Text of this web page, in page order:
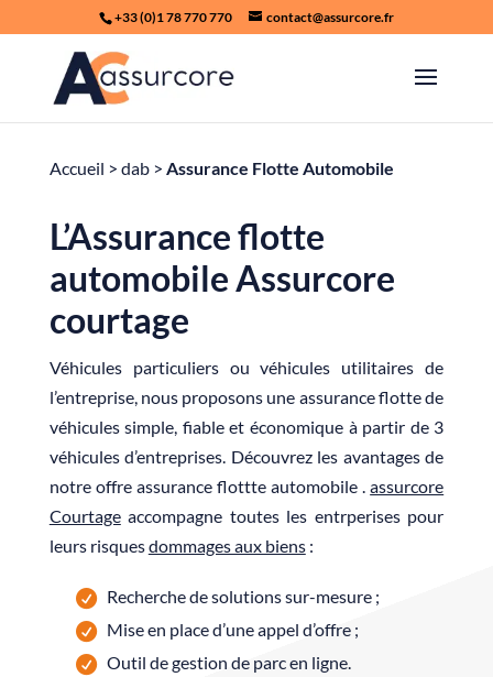
+33 (0)1 78 770 770 contact@assurcore.fr
Accueil > dab> Assurance Flotte Automobile
L’Assurance flotte
automobile Assurcore
courtage
Véhicules particuliers ou véhicules utilitaires de
l’entreprise, nous proposons une assurance flotte de
véhicules simple, fiable et économique à partir de 3
véhicules d’entreprises. Découvrez les avantages de
notre offre assurance flottte automobile .assurcore
Courtageaccompagne toutes les entrperises pour
leurs risquesdommages aux biens:
Recherche de solutions sur-mesure ;
Mise en place d’une appel d’offre ;
Outil de gestion de parc en ligne.